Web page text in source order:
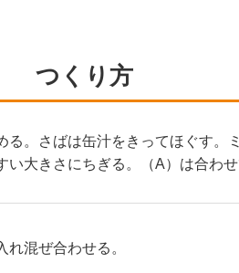
つくり方
る。さばは缶汁をきってほぐす。
大きさにちぎる。（A）は合わせ
混ぜ合わせる。